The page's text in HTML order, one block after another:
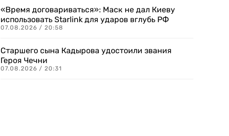
«Время договариваться»: Маск не дал Киеву
использовать Starlink для ударов вглубь РФ
07.08.2026 / 20:58
Старшего сына Кадырова удостоили звания
Героя Чечни
07.08.2026 / 20:31